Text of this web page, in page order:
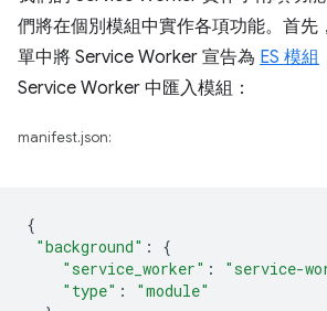
們將在個別模組中實作各項功能。首先
單中將 Service Worker 宣告為 ES 模組
Service Worker 中匯入模組：
manifest.json:
{
"background" :
{
"service_worker" : "service-
"type" :
"module"